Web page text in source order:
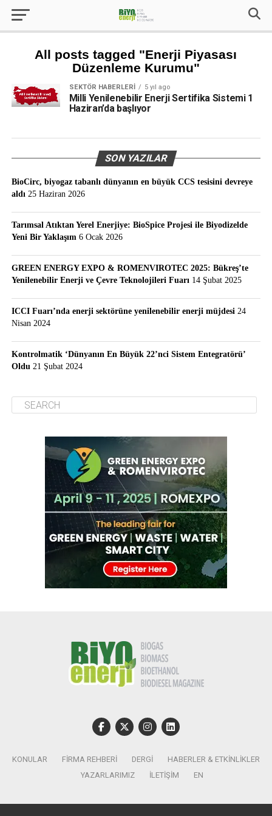
All posts tagged "Enerji Piyasası
Düzenleme Kurumu"
SEKTÖR HABERLERI 5 yıl ago
Milli Yenilenebilir Enerji Sertifika Sistemi 1
Haziran’da başlıyor
SON YAZILAR
BioCirc, biyogaz tabanlı dünyanın en büyük CCS tesisini devreye
aldı 25 Haziran 2026
Tarımsal Atıktan Yerel Enerjiye: BioSpice Projesi ile Biyodizelde
Yeni Bir Yaklaşım 6 Ocak 2026
GREEN ENERGY EXPO & ROMENVIROTEC 2025: Bükreş’te
Yenilenebilir Enerji ve Çevre Teknolojileri Fuarı 14 Şubat 2025
ICCI Fuarı’nda enerji sektörüne yenilenebilir enerji müjdesi 24
Nisan 2024
Kontrolmatik ‘Dünyanın En Büyük 22’nci Sistem Entegratörü’
Oldu 21 Şubat 2024
KONULAR FIRMA REHBERI DERGI
HABERLER & ETKINLIKLER
YAZARLARIMIZ
İLETIŞIM EN